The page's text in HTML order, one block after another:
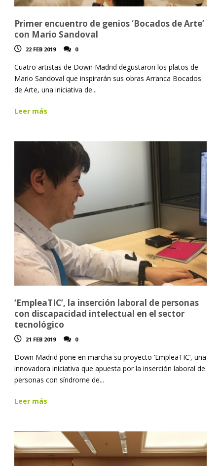
Primer encuentro de genios ‘Bocados de Arte’
con Mario Sandoval
22 FEB 2019 0
Cuatro artistas de Down Madrid degustaron los platos de
Mario Sandoval que inspirarán sus obras Arranca Bocados
de Arte, una iniciativa de...
Leer más
‘EmpleaTIC’, la inserción laboral de personas
con discapacidad intelectual en el sector
tecnológico
21 FEB 2019 0
Down Madrid pone en marcha su proyecto ‘EmpleaTIC’, una
innovadora iniciativa que apuesta por la inserción laboral de
personas con síndrome de...
Leer más